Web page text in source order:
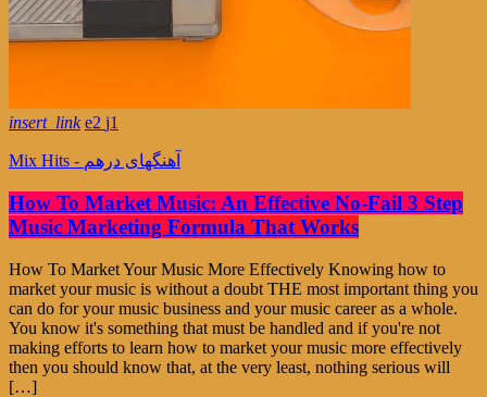
insert_link 2 1
Mix Hits - آهنگهای درهم
How To Market Music: An Effective No-Fail 3 Step
Music Marketing Formula That Works
How To Market Your Music More Effectively Knowing how to
market your music is without a doubt THE most important thing you
can do for your music business and your music career as a whole.
You know it's something that must be handled and if you're not
making efforts to learn how to market your music more effectively
then you should know that, at the very least, nothing serious will
[…]